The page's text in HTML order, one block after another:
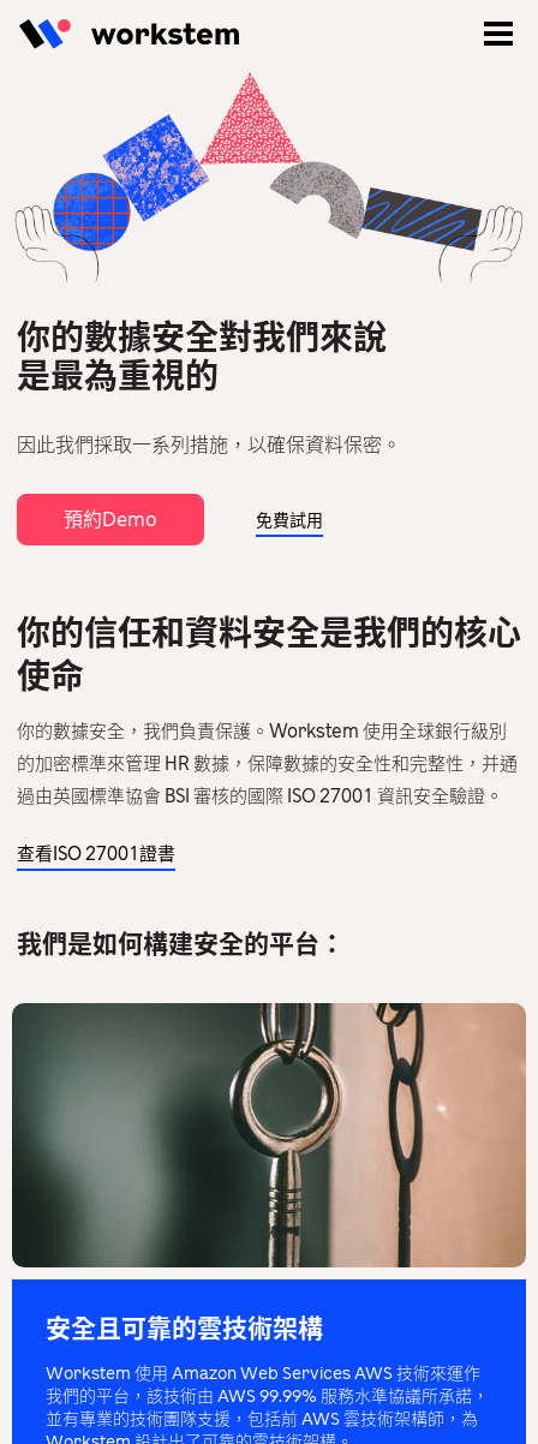
登入
立即註冊
聯絡我們
你的數據安全對我們來說
是最為重視的
因此我們採取一系列措施，以確保資料保密。
預約Demo 免費試用
你的信任和資料安全是我們的核心
使命
你的數據安全，我們負責保護。Workstem 使用全球銀行級別
的加密標準來管理 HR 數據，保障數據的安全性和完整性，并通
過由英國標準協會 BSI 審核的國際 ISO 27001 資訊安全驗證。
查看ISO 27001證書
我們是如何構建安全的平台：
安全且可靠的雲技術架構
Workstem 使用 Amazon Web Services AWS 技術來運作
我們的平台，該技術由 AWS 99.99% 服務水準協議所承諾，
並有專業的技術團隊支援，包括前 AWS 雲技術架構師，為